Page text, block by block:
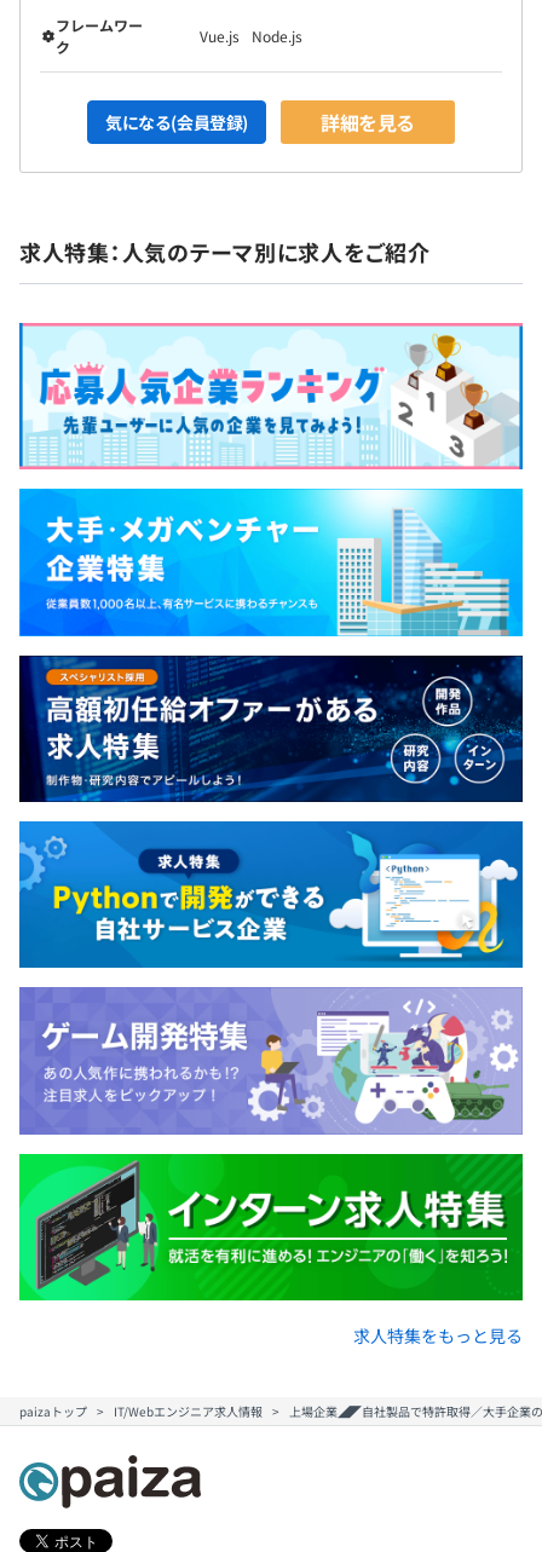
フレームワー
ク
Vue.js Node.js
気になる(会員登録) 詳細を見る
求人特集：人気のテーマ別に求人をご紹介
求人特集をもっと見る
paizaトップ IT/Webエンジニア求人情報 上場企業◢◤自社製品で特許取得／大手企業